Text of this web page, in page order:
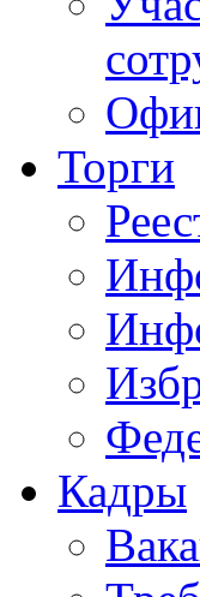
Торги
Кадры